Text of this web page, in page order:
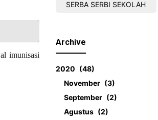
imunisasi
SERBA SERBI SEKOLAH
Archive
2020
48
November
3
September
2
Agustus
2